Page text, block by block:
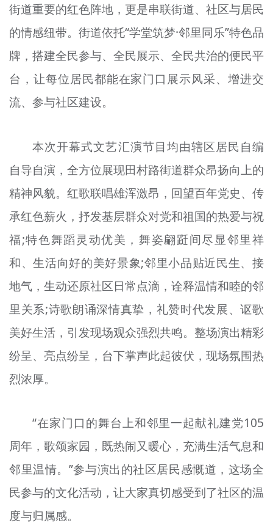
街道重要的红色阵地，更是串联街道、社区与居民
的情感纽带。街道依托“学堂筑梦·邻里同乐”特色品
牌，搭建全民参与、全民展示、全民共治的便民平
台，让每位居民都能在家门口展示风采、增进交
流、参与社区建设。
本次开幕式文艺汇演节目均由辖区居民自编
自导自演，全方位展现田村路街道群众昂扬向上的
精神风貌。红歌联唱雄浑激昂，回望百年党史、传
承红色薪火，抒发基层群众对党和祖国的热爱与祝
福;特色舞蹈灵动优美，舞姿翩跹间尽显邻里祥
和、生活向好的美好景象;邻里小品贴近民生、接
地气，生动还原社区日常点滴，诠释温情和睦的邻
里关系;诗歌朗诵深情真挚，礼赞时代发展、讴歌
美好生活，引发现场观众强烈共鸣。整场演出精彩
纷呈、亮点纷呈，台下掌声此起彼伏，现场氛围热
烈浓厚。
“在家门口的舞台上和邻里一起献礼建党105
周年，歌颂家园，既热闹又暖心，充满生活气息和
邻里温情。”参与演出的社区居民感慨道，这场全
民参与的文化活动，让大家真切感受到了社区的温
度与归属感。